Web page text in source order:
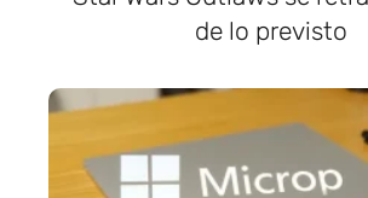
de lo previsto